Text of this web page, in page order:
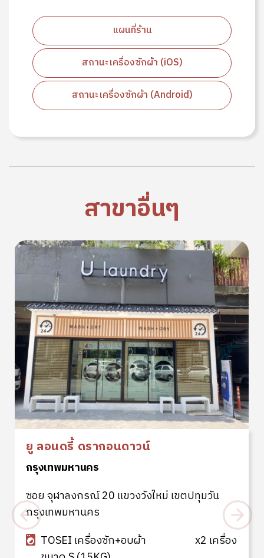
แผนที่ร้าน
สถานะเครื่องซักผ้า (iOS)
สถานะเครื่องซักผ้า (Android)
สาขาอื่นๆ
ยู ลอนดี้ บางขุนนนท์
กรุงเทพมหานคร
แขวงบางขุนนนท์ เขตบางกอกน้อย